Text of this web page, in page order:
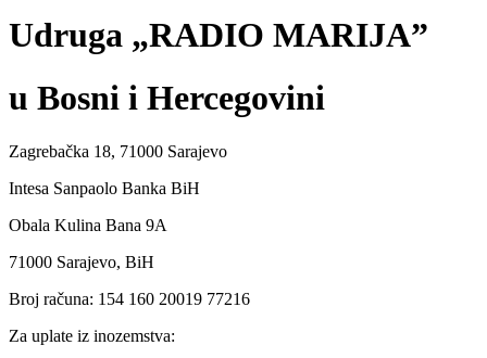
Udruga „RADIO MARIJA”
u Bosni i Hercegovini
Zagrebačka 18, 71000 Sarajevo
Intesa Sanpaolo Banka BiH
Obala Kulina Bana 9A
71000 Sarajevo, BiH
Broj računa: 154 160 20019 77216
Za uplate iz inozemstva: